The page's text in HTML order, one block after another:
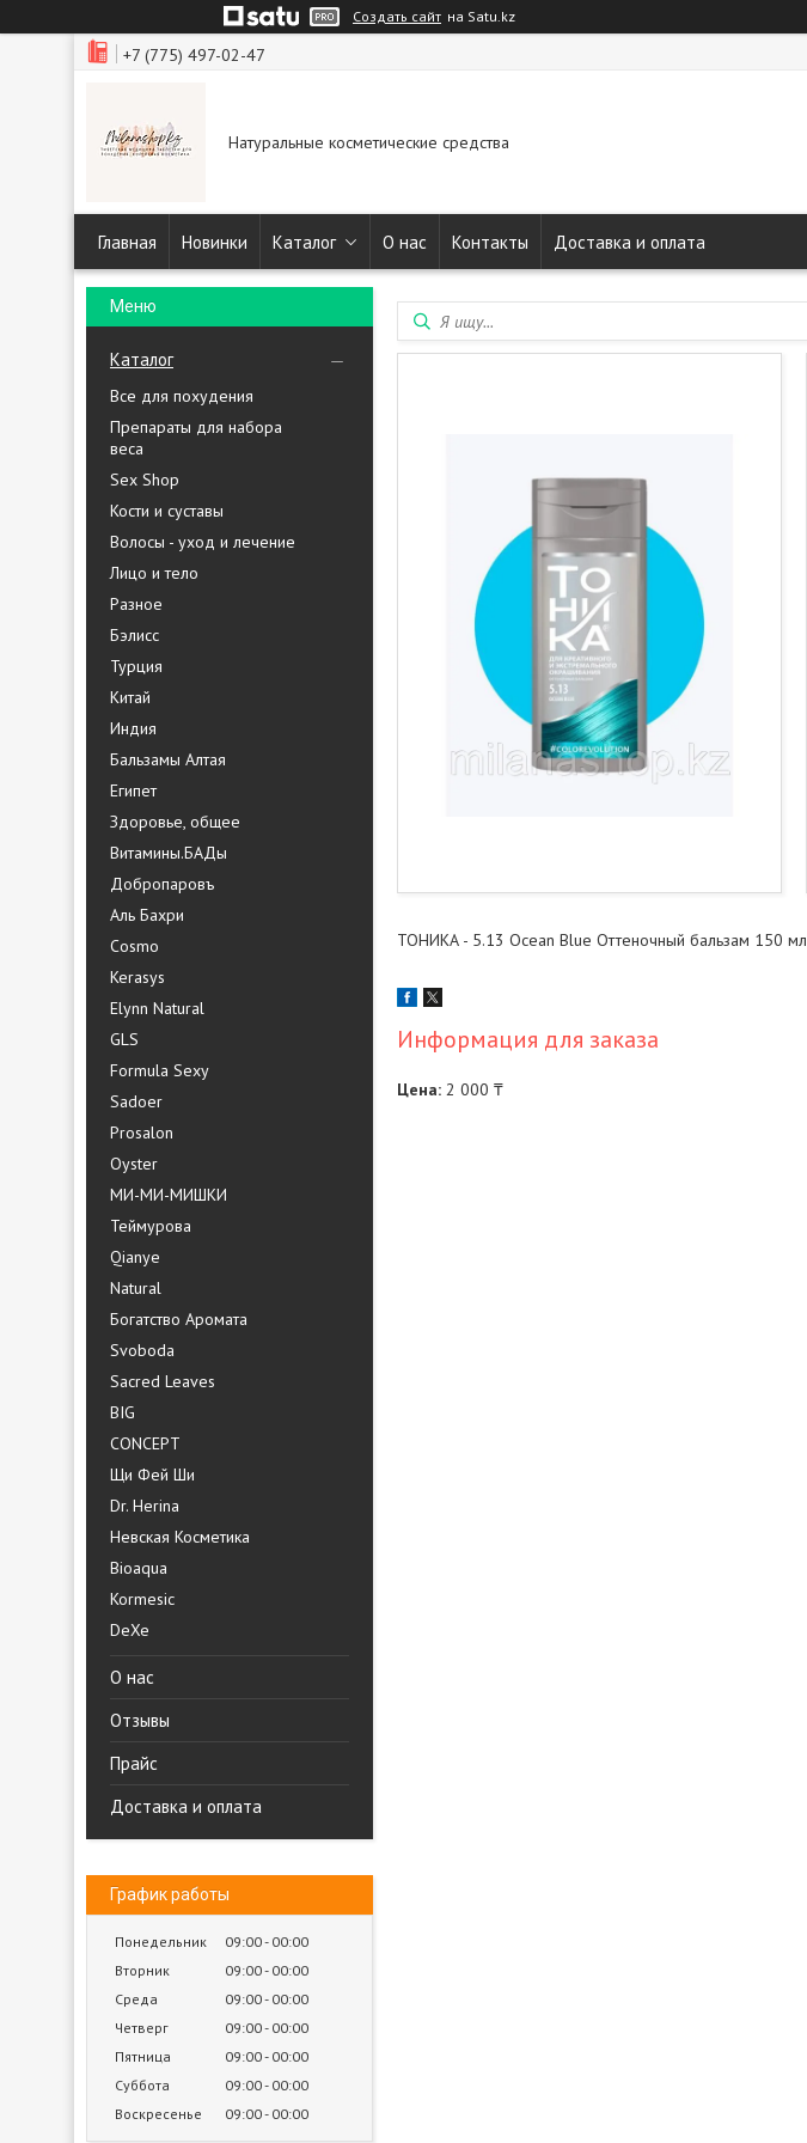
Создать сайт на Satu.kz
+7 (775) 497-02-47
Натуральные косметические средства
Главная Новинки Каталог О нас Контакты Доставка и оплата
Каталог
Все для похудения
Препараты для набора
веса
Sex Shop
Кости и суставы
Волосы - уход и лечение
Лицо и тело
Разное
Бэлисс
Турция
Китай
Индия
Бальзамы Алтая
Египет
Здоровье, общее
Витамины.БАДы
Добропаровъ
Аль Бахри
Cosmo
Kerasys
Elynn Natural
GLS
Formula Sexy
Sadoer
Prosalon
Oyster
МИ-МИ-МИШКИ
Теймурова
Qianye
Natural
Богатство Аромата
Svoboda
Sacred Leaves
BIG
CONCEPT
Щи Фей Ши
Dr. Herina
Невская Косметика
Bioaqua
Kormesic
DeXe
О нас
Отзывы
Прайс
Доставка и оплата
График работы
Понедельник 09:00 00:00
Вторник
09:00 00:00
Среда
09:00 00:00
Четверг
09:00 00:00
Пятница
09:00 00:00
Суббота
09:00 00:00
Воскресенье
09:00 00:00
ТОНИКА - 5.13 Ocean Blue Оттеночный бальзам 150 мл
Информация для заказа
Цена: 2 000 ₸